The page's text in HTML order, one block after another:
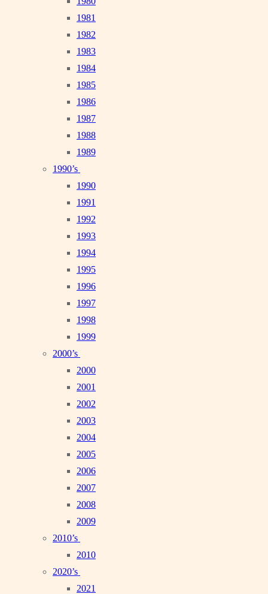
1981
1982
1983
1984
1985
1986
1987
1988
1989
1990’s
1990
1991
1992
1993
1994
1995
1996
1997
1998
1999
2000’s
2000
2001
2002
2003
2004
2005
2006
2007
2008
2009
2010’s
2010
2020’s
2021